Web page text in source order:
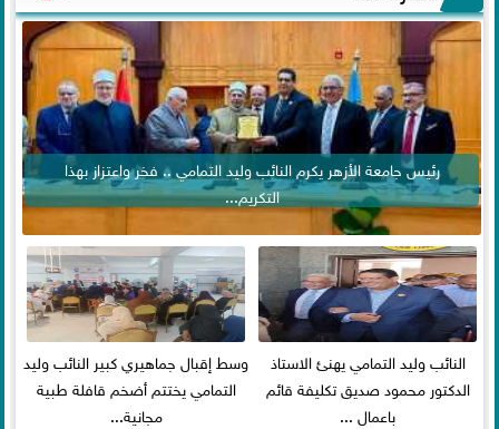
رئيس جامعة الأزهر يكرم النائب وليد التمامي .. فخر واعتزاز بهذا
التكريم...
النائب وليد التمامي يهنئ الاستاذ
الدكتور محمود صديق تكليفة قائم
باعمال ...
وسط إقبال جماهيري كبير النائب وليد
التمامي يختتم أضخم قافلة طبية
مجانية...